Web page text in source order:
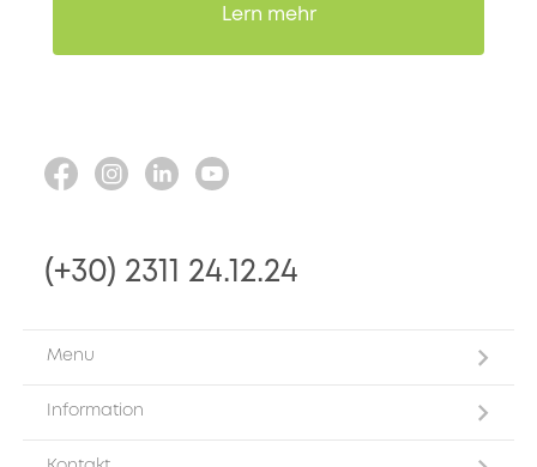
Lern mehr
(+30) 2311 24.12.24
Menu
Information